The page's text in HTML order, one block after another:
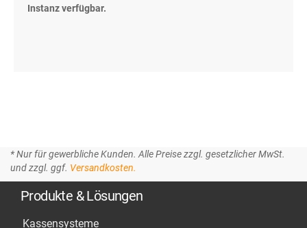
Instanz verfügbar.
* Nur für gewerbliche Kunden. Alle Preise zzgl. gesetzlicher MwSt.
und zzgl. ggf. Versandkosten.
Produkte & Lösungen
Kassensysteme